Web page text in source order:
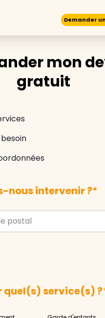
Demander
mon
gratuit
nous intervenir ?*
global -
quel(s) service(s) ?